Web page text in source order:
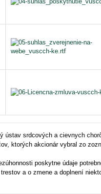
ústav srdcových a cievnych
ktorých akcionár vybral zo
poskytne údaje
a o zmene a doplnení